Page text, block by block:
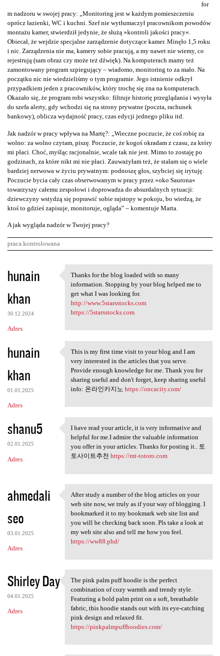
for
m nadzoru w swojej pracy: „Monitoring jest w każdym pomieszczeniu
oprócz łazienki, WC i kuchni. Szef nie wytłumaczył pracownikom powodów
montażu kamer, stwierdził jedynie, że służą »kontroli jakości pracy«.
Obiecał, że wejdzie specjalne zarządzenie dotyczące kamer. Minęło 1,5 roku
i nic. Zarządzenia nie ma, kamery sobie pracują, a my nawet nie wiemy, co
rejestrują (sam obraz czy może też dźwięk). Na komputerach mamy też
zamontowany program szpiegujący – wiadomo, monitoring to za mało. Na
początku nic nie wiedzieliśmy o tym programie. Jego istnienie odkrył
przypadkiem jeden z pracowników, który trochę się zna na komputerach.
Okazało się, że program robi wszystko: filtruje historię przeglądania i wysyła
do szefa alerty, gdy wchodzi się na strony prywatne (poczta, rachunek
bankowy), oblicza wydajność pracy, czas edycji jednego pliku itd.
Jak nadzór w pracy wpływa na Martę?: „Wieczne poczucie, że coś robię za
wolno: za wolno czytam, piszę. Poczucie, że kogoś okradam z czasu, za który
mi płaci. Choć, myśląc racjonalnie, wcale tak nie jest. Mimo to zostaję po
godzinach, za które nikt mi nie płaci. Zauważyłam też, że stałam się o wiele
bardziej nerwowa w życiu prywatnym: podnoszę głos, szybciej się irytuję.
Poczucie bycia cały czas obserwowanym w pracy przez »oko Saurona«
towarzyszy całemu zespołowi i doprowadza do absurdalnych sytuacji:
dziewczyny wstydzą się poprawić sobie rajstopy w pokoju, bo wiedzą, że
ktoś to gdzieś zapisuje, monitoruje, ogląda” – komentuje Marta.
A jak wygląda nadzór w Twojej pracy?
praca kontrolowana
K
o
m
e
n
a
r
z
e
hunain
khan
30.12.2024
Adres
Thanks for the blog loaded
Thanks for the blog loaded with so many
information. Stopping by your blog helped me to
get what I was looking for.
http://www.5starsstocks.com
https://5starsstocks.com
hunain
khan
01.01.2025
Adres
This is my first time visit
This is my first time visit to your blog and I am
very interested in the articles that you serve.
Provide enough knowledge for me. Thank you for
sharing useful and don't forget, keep sharing useful
info: 온라인카지노 https://oncacity.com/
shanu5
02.01.2025
Adres
I have read your article, it
I have read your article, it is very informative and
helpful for me.I admire the valuable information
you offer in your articles. Thanks for posting it.. 토
토사이트추천 https://mt-totoro.com
ahmedali
seo
03.01.2025
Adres
After study a number of the
After study a number of the blog articles on your
web site now, we truly as if your way of blogging. I
bookmarked it to my bookmark web site list and
you will be checking back soon. Pls take a look at
my web site also and tell me how you feel.
https://ww88.phd/
Shirley Day
04.01.2025
Adres
The pink palm puff hoodie is
The pink palm puff hoodie is the perfect
combination of cozy warmth and trendy style.
Featuring a bold palm print on a soft, breathable
fabric, this hoodie stands out with its eye-catching
pink design and relaxed fit.
https://pinkpalmpuffhoodies.com/